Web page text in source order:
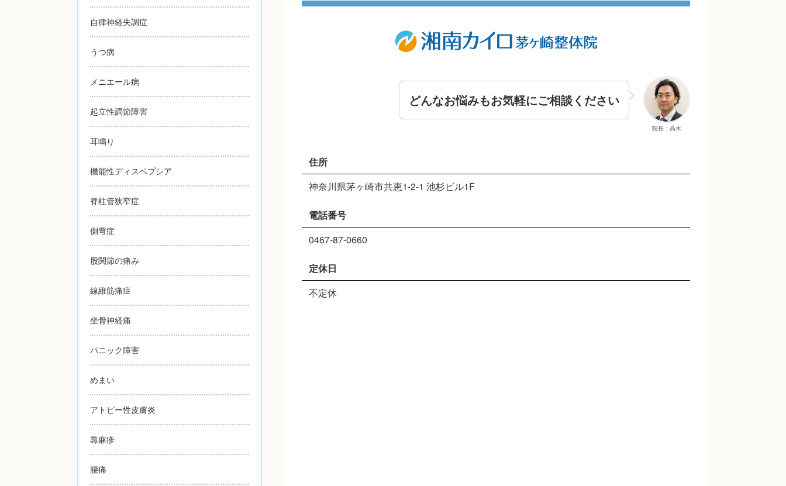
院長：高木
どんなお悩みもお気軽にご相談ください
住所
神奈川県茅ヶ崎市共恵1-2-1 池杉ビル1F
電話番号
0467-87-0660
定休日
不定休
自律神経失調症
うつ病
メニエール病
起立性調節障害
耳鳴り
機能性ディスペプシア
脊柱管狭窄症
側弯症
股関節の痛み
線維筋痛症
坐骨神経痛
パニック障害
めまい
アトピー性皮膚炎
蕁麻疹
腰痛